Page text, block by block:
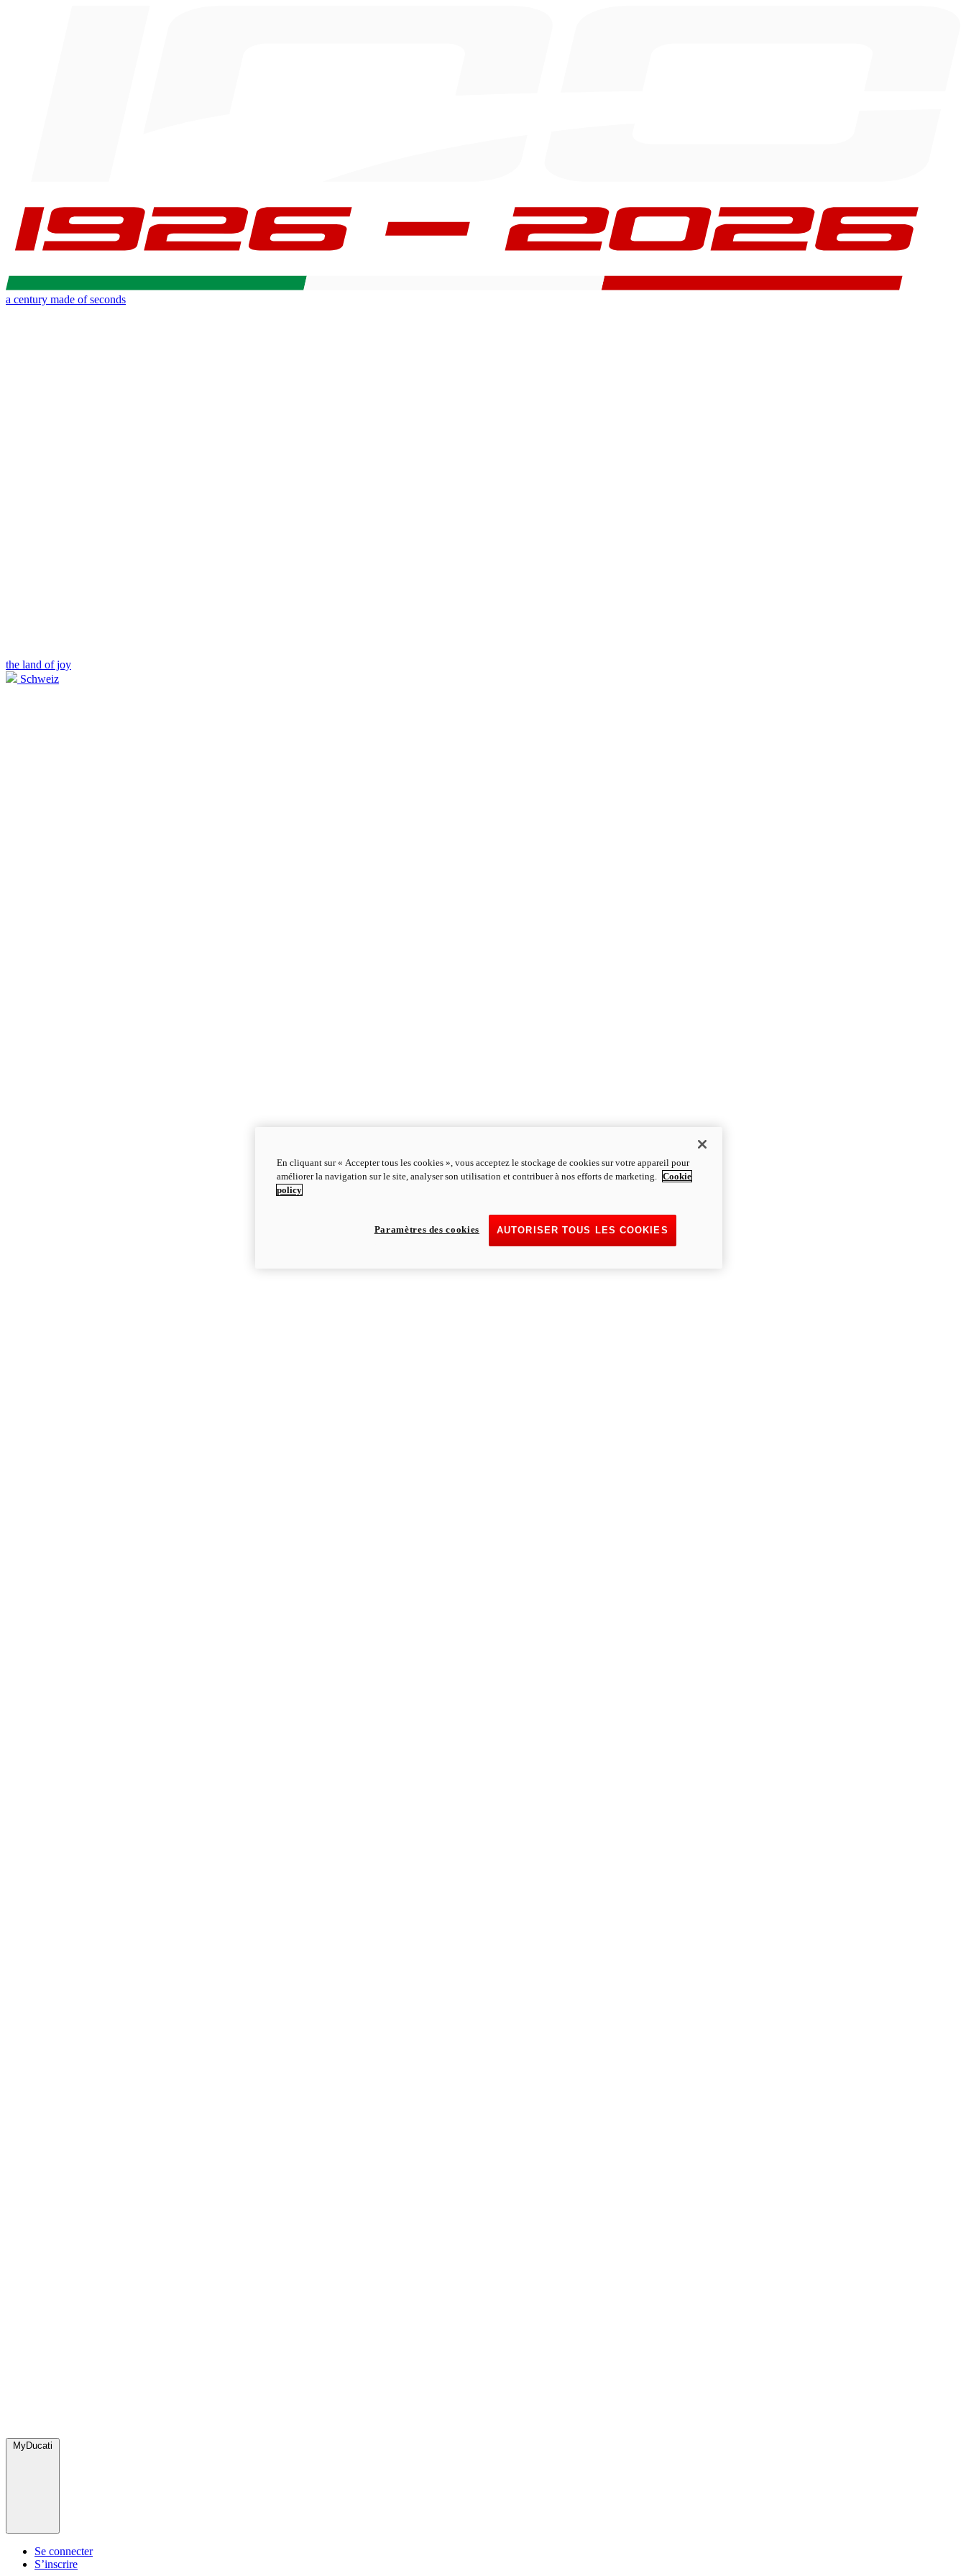
a century made of seconds
the land of joy
Schweiz
MyDucati
Se connecter
S’inscrire
En cliquant sur « Accepter tous les cookies », vous acceptez le stockage de cookies sur votre appareil pour
améliorer la navigation sur le site, analyser son utilisation et contribuer à nos efforts de marketing. Cookie
policy
AUTORISER TOUS LES COOKIES
Paramètres des cookies